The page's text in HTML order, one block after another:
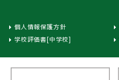
個人情報保護方針
学校評価書[中学校]